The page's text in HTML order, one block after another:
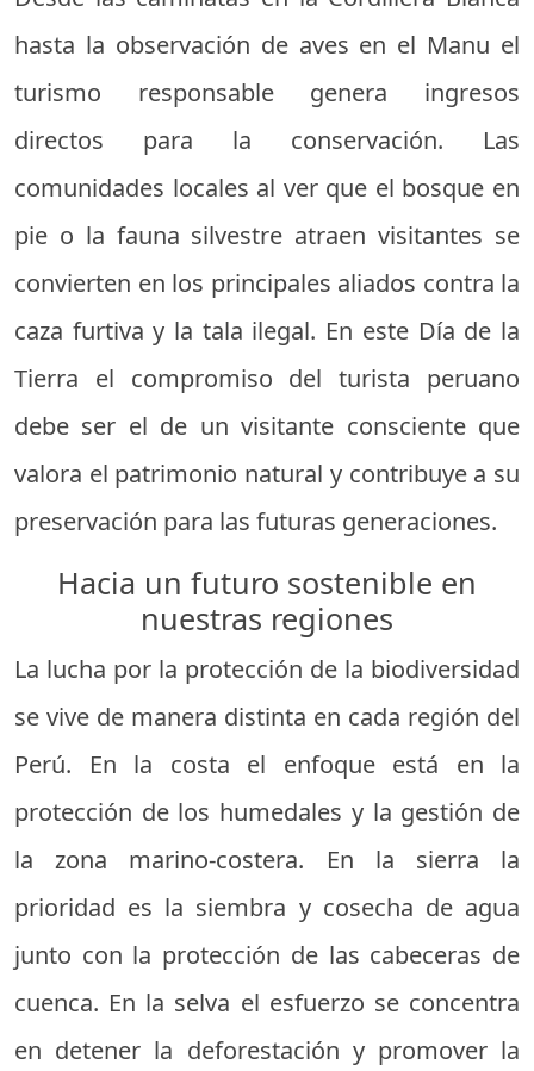
hasta la observación de aves en el Manu el
turismo responsable genera ingresos
directos para la conservación. Las
comunidades locales al ver que el bosque en
pie o la fauna silvestre atraen visitantes se
convierten en los principales aliados contra la
caza furtiva y la tala ilegal. En este Día de la
Tierra el compromiso del turista peruano
debe ser el de un visitante consciente que
valora el patrimonio natural y contribuye a su
preservación para las futuras generaciones.
Hacia un futuro sostenible en
nuestras regiones
La lucha por la protección de la biodiversidad
se vive de manera distinta en cada región del
Perú. En la costa el enfoque está en la
protección de los humedales y la gestión de
la zona marino-costera. En la sierra la
prioridad es la siembra y cosecha de agua
junto con la protección de las cabeceras de
cuenca. En la selva el esfuerzo se concentra
en detener la deforestación y promover la